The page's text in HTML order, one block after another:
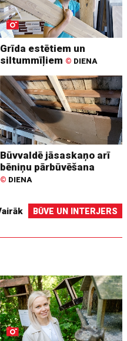
Grīda estētiem un
siltummīļiem © DIENA
Būvvaldē jāsaskaņo arī
bēniņu pārbūvēšana
© DIENA
BŪVE UN INTERJERS